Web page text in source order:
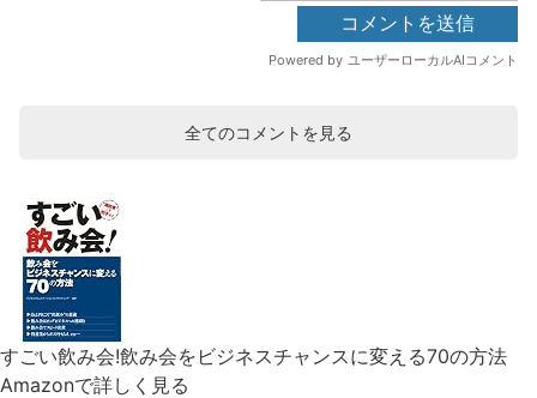
全てのコメントを見る
すごい飲み会!飲み会をビジネスチャンスに変える70の方法
Amazonで詳しく見る